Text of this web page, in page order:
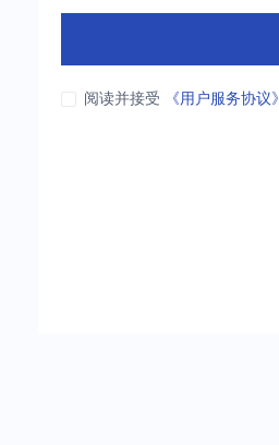
阅读并接受 《用户服务协议》